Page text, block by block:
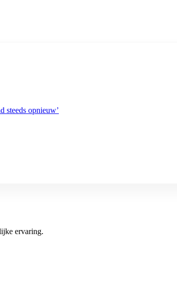
steeds opnieuw’
ervaring.